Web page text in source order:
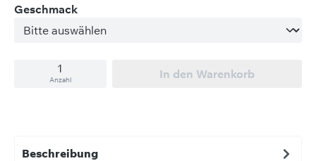
Geschmackauswählen
Anzahl In den Warenkorb
Beschreibung